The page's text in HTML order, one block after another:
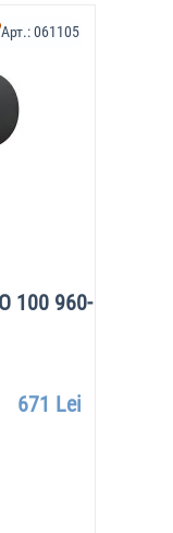
100 960-
Арт.:061105
671 Lei